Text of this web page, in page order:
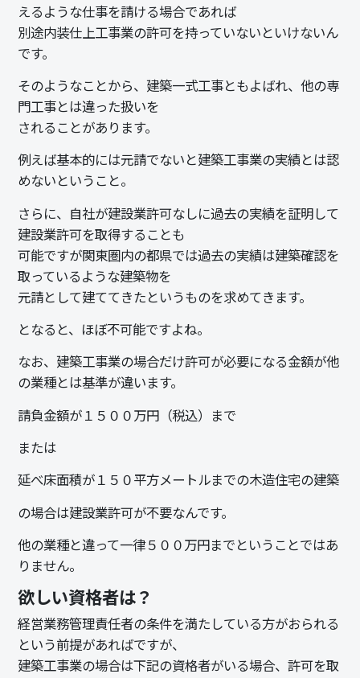
えるような仕事を請ける場合であれば
別途内装仕上工事業の許可を持っていないといけないん
です。
そのようなことから、建築一式工事ともよばれ、他の専
門工事とは違った扱いを
されることがあります。
例えば基本的には元請でないと建築工事業の実績とは認
めないということ。
さらに、自社が建設業許可なしに過去の実績を証明して
建設業許可を取得することも
可能ですが関東圏内の都県では過去の実績は建築確認を
取っているような建築物を
元請として建ててきたというものを求めてきます。
となると、ほぼ不可能ですよね。
なお、建築工事業の場合だけ許可が必要になる金額が他
の業種とは基準が違います。
請負金額が１５００万円（税込）まで
または
延べ床面積が１５０平方メートルまでの木造住宅の建築
の場合は建設業許可が不要なんです。
他の業種と違って一律５００万円までということではあ
りません。
欲しい資格者は？
経営業務管理責任者の条件を満たしている方がおられる
という前提があればですが、
建築工事業の場合は下記の資格者がいる場合、許可を取